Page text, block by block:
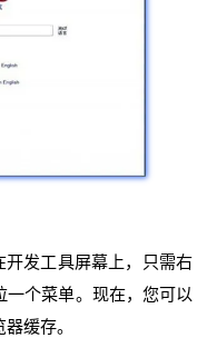
开发工具屏幕上，只需右
一个菜单。现在，您可以
缓存。